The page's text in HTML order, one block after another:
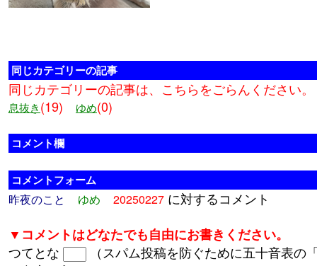
同じカテゴリーの記事
同じカテゴリーの記事は、こちらをごらんください。
息抜き(19) ゆめ(0)
コメント欄
コメントフォーム
昨夜のこと ゆめ 20250227 に対するコメント
▼コメントはどなたでも自由にお書きください。
つてとな
（スパム投稿を防ぐために五十音表の